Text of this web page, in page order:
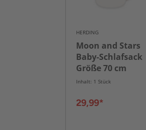
HERDING
Moon and Stars
Baby-Schlafsack
Größe 70 cm
Inhalt: 1 Stück
29,99*